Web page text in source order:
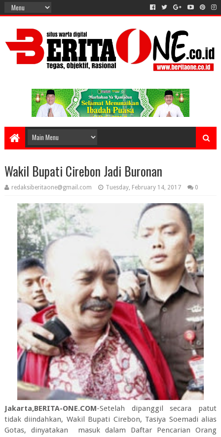
Wakil Bupati Cirebon Jadi Buronan
redaksiberitaone@gmail.com Tuesday, February 14, 2017 0
Jakarta,BERITA-ONE.COM-Setelah dipanggil secara patut
tidak diindahkan, Wakil Bupati Cirebon, Tasiya Soemadi alias
Gotas, dinyatakan masuk dalam Daftar Pencarian Orang